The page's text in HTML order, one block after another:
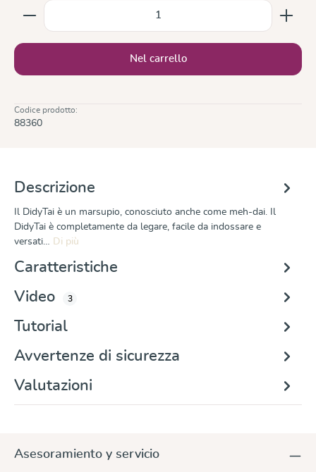
Quantità del prodotto: inserisci la quantità
Nel carrello
Codice prodotto:
88360
Descrizione
Il DidyTai è un marsupio, conosciuto anche come meh-dai. Il
DidyTai è completamente da legare, facile da indossare e
versati… Di più
Caratteristiche
Video
3
Tutorial
Avvertenze di sicurezza
Valutazioni
Asesoramiento y servicio